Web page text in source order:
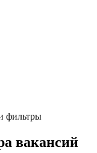
фильтры
вакансий